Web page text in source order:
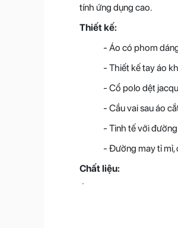
tính ứng dụng cao.
Thiết kế:
- Áo có phom
- Thiết kế tay áo
- Cổ polo dệt
- Cầu vai sau áo
- Tinh tế với
- Đường may tỉ mỉ,
Chất liệu:
khí từ bên ngoài sẽ lưu
: